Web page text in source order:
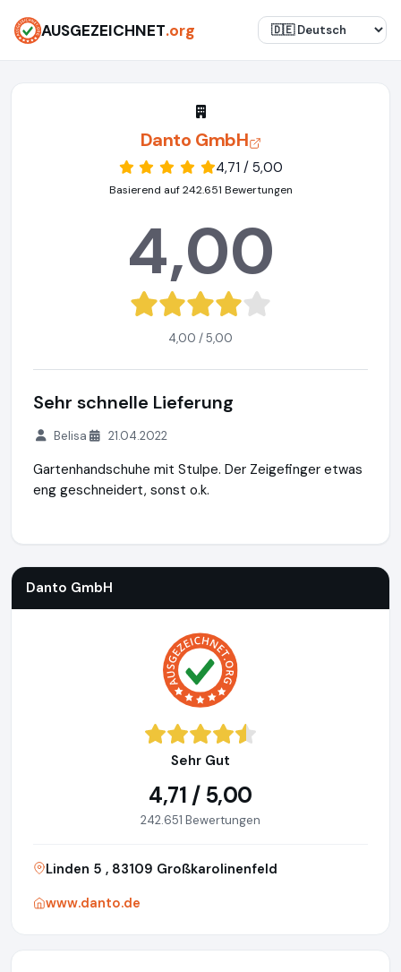
AUSGEZEICHNET.org
Danto GmbH
4,71 / 5,00
Basierend auf 242.651 Bewertungen
4,00
4,00 / 5,00
Sehr schnelle Lieferung
Belisa 21.04.2022
Gartenhandschuhe mit Stulpe. Der Zeigefinger etwas
eng geschneidert, sonst o.k.
Danto GmbH
Sehr Gut
4,71 / 5,00
242.651 Bewertungen
Linden 5 , 83109 Großkarolinenfeld
www.danto.de